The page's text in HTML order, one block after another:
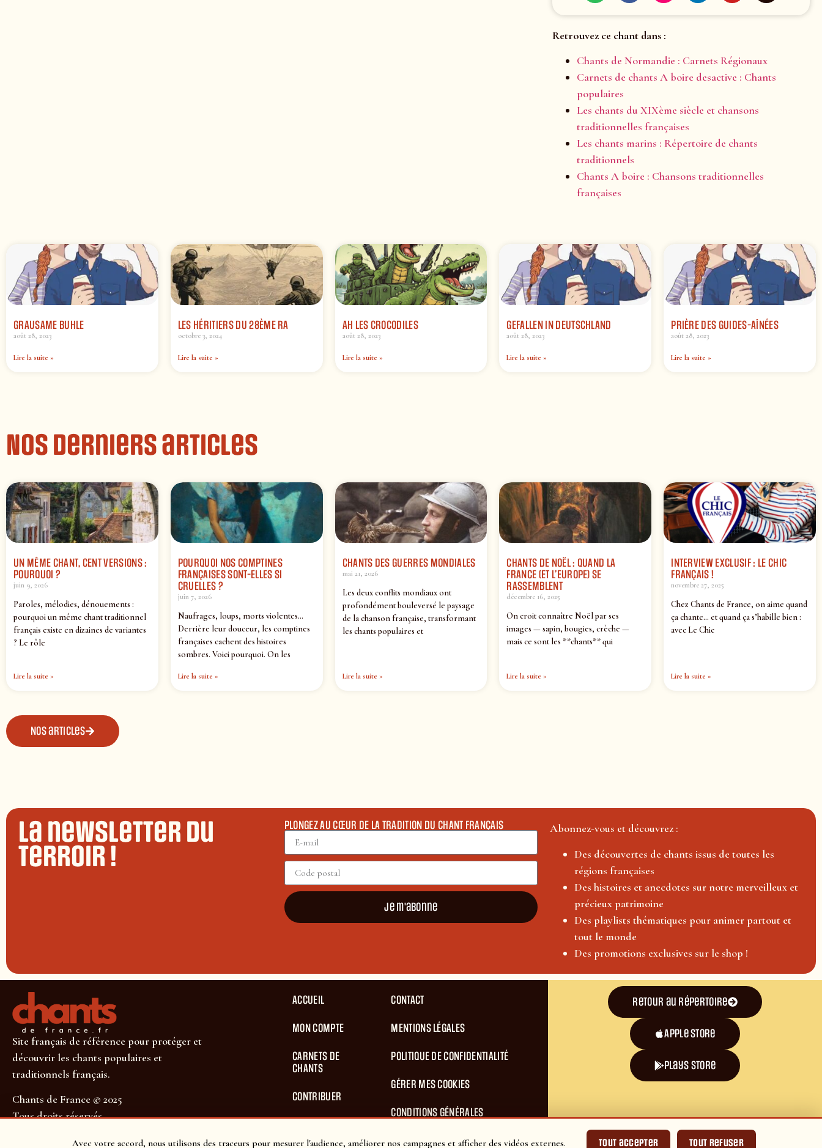
Avec votre accord, nous utilisons des traceurs pour mesurer l'audience, améliorer nos campagnes et afficher des vidéos externes. Tout accepter Tout refuser
Retrouvez ce chant dans :
Chants de Normandie : Carnets Régionaux
Carnets de chants A boire desactive : Chants
populaires
Les chants du XIXème siècle et chansons
traditionnelles françaises
Les chants marins : Répertoire de chants
traditionnels
Chants A boire : Chansons traditionnelles
françaises
GRAUSAME BUHLE
août 28, 2023
Lire la suite »
LES HÉRITIERS DU 28ÈME RA
octobre 3, 2024
Lire la suite »
AH LES CROCODILES
août 28, 2023
Lire la suite »
GEFALLEN IN DEUTSCHLAND
août 28, 2023
Lire la suite »
PRIÈRE DES GUIDES-AÎNÉES
août 28, 2023
Lire la suite »
Nos derniers articles
UN MÊME CHANT, CENT VERSIONS :
POURQUOI ?
juin 9, 2026
Paroles, mélodies, dénouements :
pourquoi un même chant traditionnel
français existe en dizaines de variantes
? Le rôle
Lire la suite »
POURQUOI NOS COMPTINES
FRANÇAISES SONT-ELLES SI
CRUELLES ?
juin 7, 2026
Naufrages, loups, morts violentes…
Derrière leur douceur, les comptines
françaises cachent des histoires
sombres. Voici pourquoi. On les
Lire la suite »
CHANTS DES GUERRES MONDIALES
mai 21, 2026
Les deux conflits mondiaux ont
profondément bouleversé le paysage
de la chanson française, transformant
les chants populaires et
Lire la suite »
CHANTS DE NOËL : QUAND LA
FRANCE (ET L’EUROPE) SE
RASSEMBLENT
décembre 16, 2025
On croit connaître Noël par ses
images — sapin, bougies, crèche —
mais ce sont les **chants** qui
Lire la suite »
INTERVIEW EXCLUSIF : LE CHIC
FRANÇAIS !
novembre 27, 2025
Chez Chants de France, on aime quand
ça chante… et quand ça s’habille bien :
avec Le Chic
Lire la suite »
Nos articles
La newsletter du
terroir !
PLONGEZ AU CŒUR DE LA TRADITION DU CHANT FRANÇAIS
Je m'abonne
Abonnez-vous et découvrez :
Des découvertes de chants issus de toutes les
régions françaises
Des histoires et anecdotes sur notre merveilleux et
précieux patrimoine
Des playlists thématiques pour animer partout et
tout le monde
Des promotions exclusives sur le shop !
Site français de référence pour protéger et
découvrir les chants populaires et
traditionnels français.
Chants de France © 2025
Tous droits réservés
SUIVEZ-NOUS POUR NE RIEN MANQUER !
ACCUEIL
MON COMPTE
CARNETS DE
CHANTS
CONTRIBUER
CONTACT
MENTIONS LÉGALES
POLITIQUE DE CONFIDENTIALITÉ
GÉRER MES COOKIES
CONDITIONS GÉNÉRALES
Retour au répertoire
Apple Store
plays store